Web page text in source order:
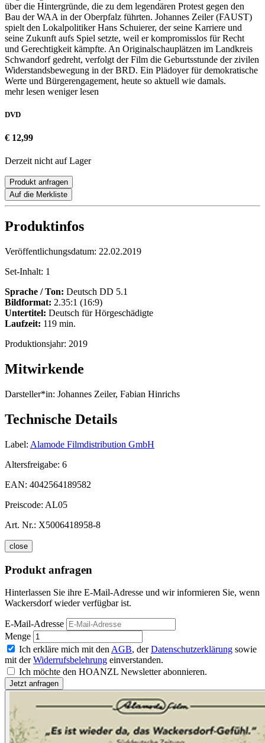
über die Hintergründe, die zu dem legendären Protest gegen den
Bau der WAA in der Oberpfalz führten. Johannes Zeiler (FAUST)
spielt den Lokalpolitiker Hans Schuierer, der seine Karriere und
seine Zukunft aufs Spiel setzte, weil er kompromisslos für Recht
und Gerechtigkeit kämpfte. An Originalschauplätzen im Landkreis
Schwandorf gedreht, verfolgt der Film die Geburtsstunde der zivilen
Widerstandsbewegung in der BRD. Ein Plädoyer für demokratische
Werte und Bürgerengagement, heute so aktuell wie damals.
mehr lesen weniger lesen
DVD
€ 12,99
Derzeit nicht auf Lager
Produkt anfragen
Auf die Merkliste
Produktinfos
Veröffentlichungsdatum: 22.02.2019
Set-Inhalt: 1
Sprache / Ton: Deutsch DD 5.1
Bildformat: 2.35:1 (16:9)
Untertitel: Deutsch für Hörgeschädigte
Laufzeit: 119 min.
Produktionsjahr: 2019
Mitwirkende
Darsteller*in: Johannes Zeiler, Fabian Hinrichs
Technische Details
Label: Alamode Filmdistribution GmbH
Altersfreigabe: 6
EAN: 4042564189582
Preiscode: AL05
Art. Nr.: X5006418958-8
close
Produkt anfragen
Hinterlassen Sie ihre E-Mail-Adresse und wir informieren Sie, wenn
Wackersdorf wieder verfügbar ist.
E-Mail-Adresse
Menge
Ich erkläre mich mit den AGB, derDatenschutzerklärung sowie
mit derWiderrufsbelehrung einverstanden.
Ich möchte den HOANZL Newsletter abonnieren.